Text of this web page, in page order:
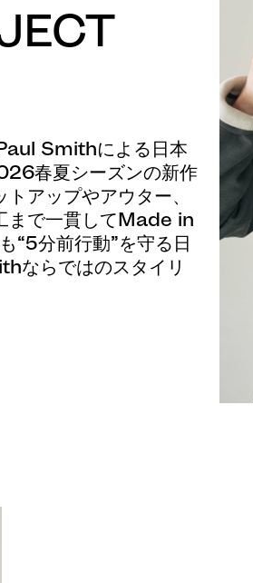
Smithによる日本
春夏シーズンの新作
アップやアウター、
まで一貫してMade in
“5分前行動”を守る日
ならではのスタイリ